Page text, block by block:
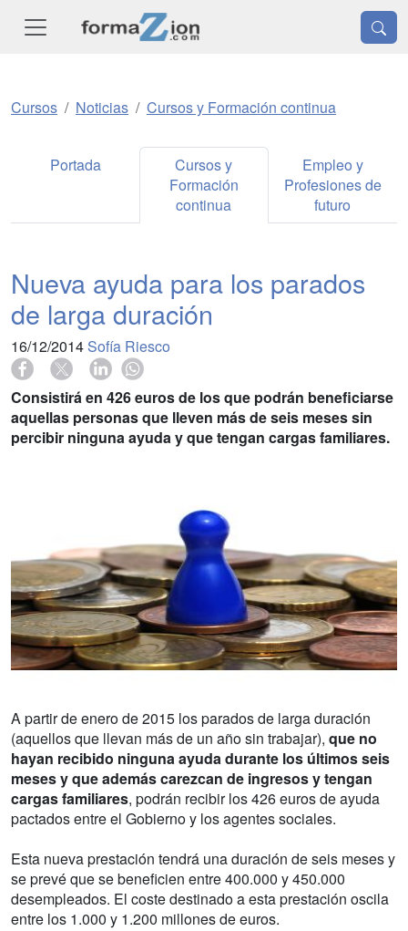
Cursos Noticias Cursos y Formación continua
Portada
Cursos y
Formación
continua
Empleo y
Profesiones de
futuro
Nueva ayuda para los parados
de larga duración
16/12/2014 Sofía Riesco
Consistirá en 426 euros de los que podrán beneficiarse
aquellas personas que lleven más de seis meses sin
percibir ninguna ayuda y que tengan cargas familiares.
A partir de enero de 2015 los parados de larga duración
(aquellos que llevan más de un año sin trabajar), que no
hayan recibido ninguna ayuda durante los últimos seis
meses y que además carezcan de ingresos y tengan
cargas familiares, podrán recibir los 426 euros de ayuda
pactados entre el Gobierno y los agentes sociales.
Esta nueva prestación tendrá una duración de seis meses y
se prevé que se beneficien entre 400.000 y 450.000
desempleados. El coste destinado a esta prestación oscila
entre los 1.000 y 1.200 millones de euros.